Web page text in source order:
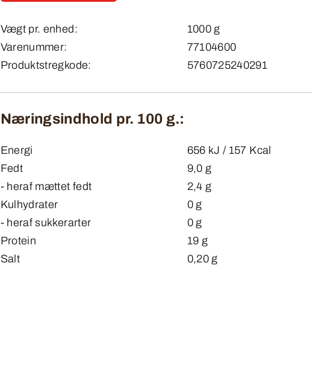
Vægt pr. enhed:
1000 g
Varenummer:
77104600
Produktstregkode:
5760725240291
Næringsindhold pr. 100 g.:
Energi
656 kJ / 157 Kcal
Fedt
9,0 g
- heraf mættet fedt
2,4 g
Kulhydrater
0 g
- heraf sukkerarter
0 g
Protein
19 g
Salt
0,20 g